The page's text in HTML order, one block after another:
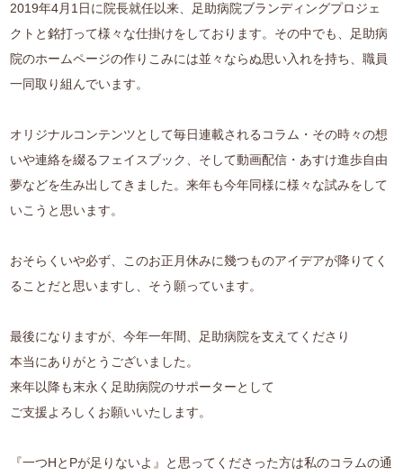
2019年4月1日に院長就任以来、足助病院ブランディングプロジェ
クトと銘打って様々な仕掛けをしております。その中でも、足助病
院のホームページの作りこみには並々ならぬ思い入れを持ち、職員
一同取り組んでいます。
オリジナルコンテンツとして毎日連載されるコラム・その時々の想
いや連絡を綴るフェイスブック、そして動画配信・あすけ進歩自由
夢などを生み出してきました。来年も今年同様に様々な試みをして
いこうと思います。
おそらくいや必ず、このお正月休みに幾つものアイデアが降りてく
ることだと思いますし、そう願っています。
最後になりますが、今年一年間、足助病院を支えてくださり
本当にありがとうございました。
来年以降も末永く足助病院のサポーターとして
ご支援よろしくお願いいたします。
『一つHとPが足りないよ』と思ってくださった方は私のコラムの通